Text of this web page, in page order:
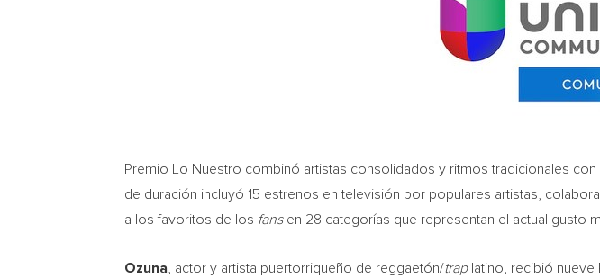
Premio Lo Nuestro combinó artistas consolidados y ritmos tradicionales
de duración incluyó 15 estrenos en televisión por populares artistas,
a los favoritos de los fansen 28 categorías que representan el actual gusto
Ozuna , actor y artista puertorriqueño de reggaetón/traplatino, recibió nueve